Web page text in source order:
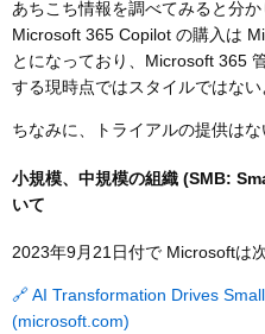
あちこち情報を調べてみると分
Microsoft 365 Copilot の購入は
とになっており、Microsoft 365
する現時点ではスタイルではない
ちなみに、トライアルの提供はな
小規模、中規模の組織 (SMB:
いて
2023年9月21日付で Microsoftは
🔗 AI Transformation Drives
(microsoft.com)